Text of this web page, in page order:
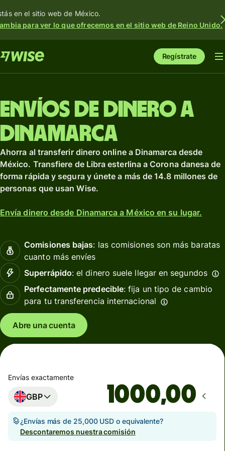
en el sitio web de México.
para ver lo que ofrecemos en el sitio web de Reino Unido.
Regístrate
Envíos de dinero a
Dinamarca
Ahorra al transferir dinero online a Dinamarca desde
México. Transfiere de Libra esterlina a Corona danesa de
forma rápida y segura y únete a más de 14.8 millones de
personas que usan Wise.
Envía dinero desde Dinamarca a México en su lugar.
Comisiones bajas: las comisiones son más baratas
cuanto más envíes
Superrápido: el dinero suele llegar en segundos
Perfectamente predecible: fija un tipo de cambio
para tu transferencia internacional
Abre una cuenta
Envías exactamente
GBP ,00
¿Envías más de 25,000 USD o equivalente?
Descontaremos nuestra comisión